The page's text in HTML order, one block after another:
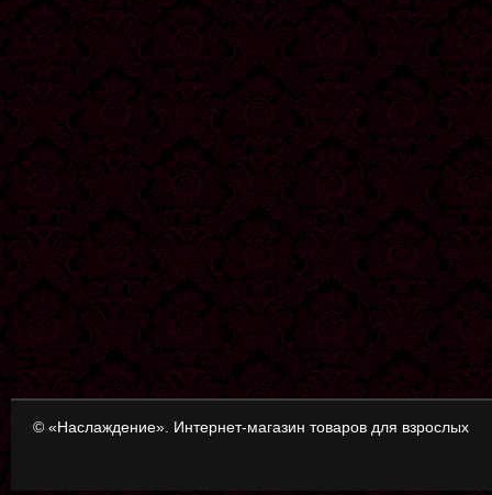
© «Наслаждение». Интернет-магазин товаров для взрослых